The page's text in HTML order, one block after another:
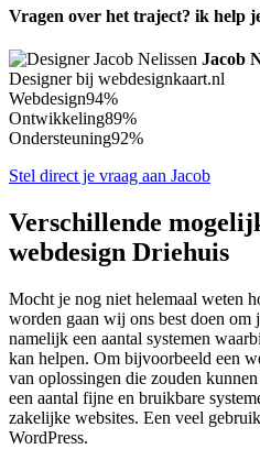
Vragen over het traject? ik help
Jacob
Designer bij webdesignkaart.nl
Webdesign94%
Ontwikkeling89%
Ondersteuning92%
Stel direct je vraag aan Jacob
Verschillende
webdesign Driehuis
Mocht je nog niet helemaal weten
worden gaan wij ons best doen om
namelijk een aantal systemen
kan helpen. Om bijvoorbeeld een
van oplossingen die zouden
een aantal fijne en bruikbare
zakelijke websites. Een veel
WordPress.